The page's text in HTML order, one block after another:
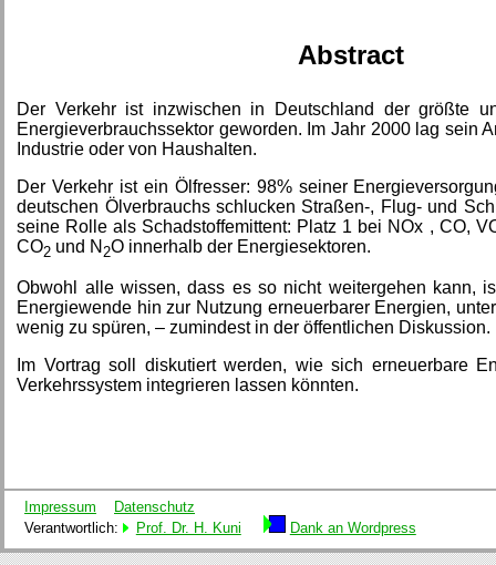
Abstract
Der Verkehr ist inzwischen in Deutschland der größte
Energieverbrauchssektor geworden. Im Jahr 2000 lag sein
Industrie oder von Haushalten.
Der Verkehr ist ein Ölfresser: 98% seiner
deutschen Ölverbrauchs schlucken Straßen-, Flug- und
seine Rolle als Schadstoffemittent: Platz 1 bei NOx , CO,
CO2 und N 2O innerhalb der Energiesektoren.
Obwohl alle wissen, dass es so nicht weitergehen kann,
Energiewende hin zur Nutzung erneuerbarer Energien,
wenig zu spüren, – zumindest in der öffentlichen Diskussion.
Im Vortrag soll diskutiert werden, wie sich erneuerbare
Verkehrssystem integrieren lassen könnten.
Impressum
Datenschutz
Verantwortlich:
Prof. Dr. H. Kuni Dank an Wordpress